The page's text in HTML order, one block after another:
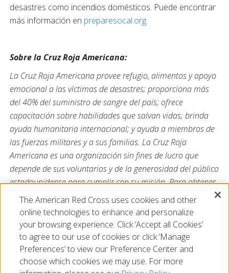
desastres como incendios domésticos. Puede encontrar
más información en preparesocal.org.
Sobre la Cruz Roja Americana:
La Cruz Roja Americana provee refugio, alimentos y apoyo
emocional a las víctimas de desastres; proporciona más
del 40% del suministro de sangre del país; ofrece
capacitación sobre habilidades que salvan vidas; brinda
ayuda humanitaria internacional; y ayuda a miembros de
las fuerzas militares y a sus familias. La Cruz Roja
Americana es una organización sin fines de lucro que
depende de sus voluntarios y de la generosidad del público
estadounidense para cumplir con su misión. Para obtener
más información,
visiteredcross.org/lao cruzrojaamericana.org, y visítenos
en Twitter en@RedCrossLAo @CruzRojaLA
The American Red Cross uses cookies and other
online technologies to enhance and personalize
your browsing experience. Click ‘Accept all Cookies’
to agree to our use of cookies or click ‘Manage
Preferences’ to view our Preference Center and
choose which cookies we may use. For more